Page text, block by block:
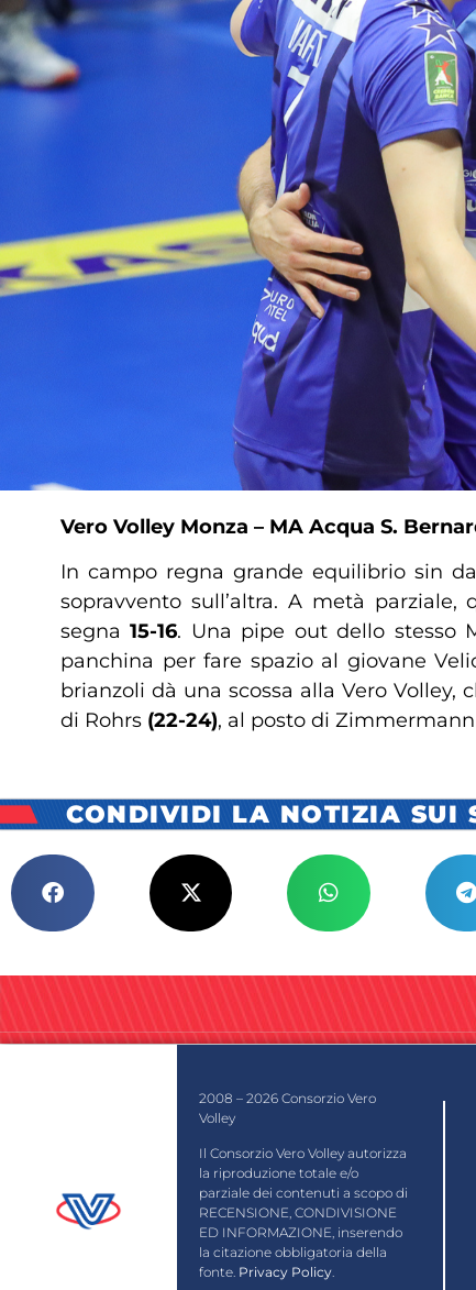
Vero Volley Monza – MA Acqua S.
In campo regna grande equilibrio sin
sopravvento sull’altra. A metà
segna15-16. Una pipe out dello stesso
panchina per fare spazio al giovane
brianzoli dà una scossa alla Vero Volley,
di Rohrs (22-24), al posto di
CONDIVIDI LA NOTIZIA SUI
2008 – 2026 Consorzio Vero
Volley
Il Consorzio Vero Volley autorizza
la riproduzione totale e/o
parziale dei contenuti a scopo di
RECENSIONE, CONDIVISIONE
ED INFORMAZIONE, inserendo
la citazione obbligatoria della
fonte. Privacy Policy.